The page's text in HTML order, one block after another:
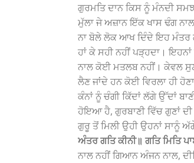
ਗੁਰਮਤਿ ਦਾਨ ਕਿਸ ਨੂੰ ਮੰਨਦੀ
ਮੁੱਲਾ ਜੇ ਅਜ਼ਾਨ ਇੱਕ ਖਾਸ ਢੰਗ
ਨਾ ਬੋਲੇ ਲੋਕ ਆਖ ਦਿੰਦੇ ਇਹ ਮੰਤਰ
ਹਾਂ ਕੇ ਸਹੀ ਨਹੀਂ ਪੜ੍ਹਦਾ।
ਨਾਲ ਕੋਈ ਮਤਲਬ ਨਹੀਂ। ਕੇਵਲ
ਲੈਣ ਜਾਂਦੇ ਹਨ ਕੋਈ ਵਿਰਲਾ ਹੀ
ਕੰਨਾਂ ਨੂੰ ਚੰਗੀ ਕਿੱਦਾਂ ਲੱਗੇ ਉੱਦਾਂ
ਹੋਇਆ ਹੈ, ਗੁਰਬਾਣੀ ਵਿੱਚ ਗੁਣਾਂ
ਗੁਰੂ ਤੋਂ ਮਿਲੀ ਉਹੀ ਉਹਨਾਂ ਸਾਨੂੰ
ਅੰਤਰ ਗਤਿ ਕੀਨੀ॥ ਗਤਿ ਮਿਤਿ
ਨਾਲ ਨਹੀਂ ਗਿਆਨ ਅੰਜਨ ਨਾਲ,